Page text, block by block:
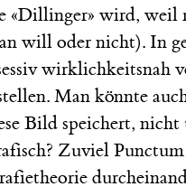
«Dillinger» wird, weil
will oder nicht). In
wirklichkeitsnah
Man könnte
Bild speichert,
Zuviel